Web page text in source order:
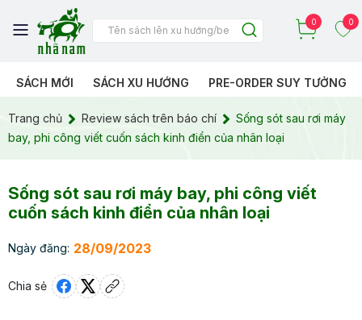
0 0
SÁCH MỚI SÁCH XU HƯỚNG PRE-ORDER SUY TƯỞNG
Trang chủ Review sách trên báo chí
Sống sót sau rơi máy
bay, phi công viết cuốn sách kinh điển của nhân loại
Sống sót sau rơi máy bay, phi công viết
cuốn sách kinh điển của nhân loại
Ngày đăng: 28/09/2023
Chia sẻ